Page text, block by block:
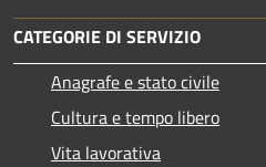
CATEGORIE DI SERVIZIO
Anagrafe e stato civile
Cultura e tempo libero
Vita lavorativa